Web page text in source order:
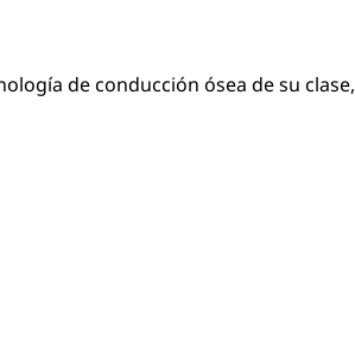
de conducción ósea de su clase,